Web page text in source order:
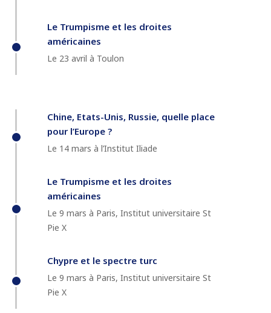
Le Trumpisme et les droites
américaines
Le 23 avril à Toulon
Chine, Etats-Unis, Russie, quelle place
pour l’Europe ?
Le 14 mars à l’Institut Iliade
Le Trumpisme et les droites
américaines
Le 9 mars à Paris, Institut universitaire St
Pie X
Chypre et le spectre turc
Le 9 mars à Paris, Institut universitaire St
Pie X